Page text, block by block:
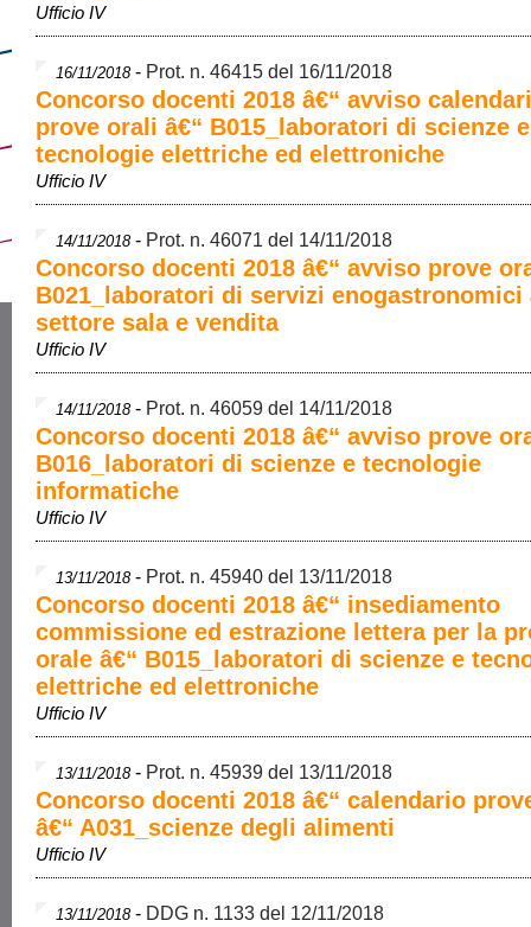
Ufficio IV
16/11/2018- Prot. n. 46415 del 16/11/2018
Concorso docenti 2018 â€“ avviso
prove orali â€“ B015_laboratori di scienze e
tecnologie elettriche ed elettroniche
Ufficio IV
14/11/2018- Prot. n. 46071 del 14/11/2018
Concorso docenti 2018 â€“ avviso prove
B021_laboratori di servizi enogastronomici
settore sala e vendita
Ufficio IV
14/11/2018- Prot. n. 46059 del 14/11/2018
Concorso docenti 2018 â€“ avviso prove
B016_laboratori di scienze e tecnologie
informatiche
Ufficio IV
13/11/2018- Prot. n. 45940 del 13/11/2018
Concorso docenti 2018 â€“ insediamento
commissione ed estrazione lettera per la
orale â€“ B015_laboratori di scienze e
elettriche ed elettroniche
Ufficio IV
13/11/2018- Prot. n. 45939 del 13/11/2018
Concorso docenti 2018 â€“ calendario
â€“ A031_scienze degli alimenti
Ufficio IV
13/11/2018- DDG n. 1133 del 12/11/2018